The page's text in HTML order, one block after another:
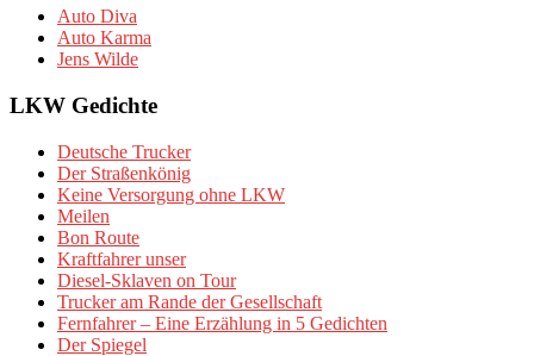
Auto Diva
Auto Karma
Jens Wilde
LKW Gedichte
Deutsche Trucker
Der Straßenkönig
Keine Versorgung ohne LKW
Meilen
Bon Route
Kraftfahrer unser
Diesel-Sklaven on Tour
Trucker am Rande der Gesellschaft
Fernfahrer – Eine Erzählung in 5 Gedichten
Der Spiegel